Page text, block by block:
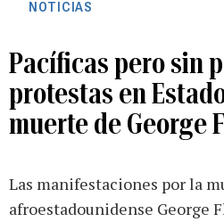
NOTICIAS
Pacíficas pero sin
protestas en
muerte de George
Las manifestaciones por la
afroestadounidense George